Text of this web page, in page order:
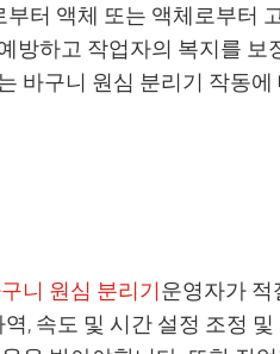
터 액체 또는 액체로부터
방하고 작업자의 복지를 보
바구니 원심 분리기 작동에
니 원심 분리기운영자가
, 속도 및 시간 설정 조정